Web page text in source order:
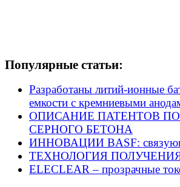
Популярные статьи:
Разработаны литий-ионные
емкости с кремниевыми
ОПИСАНИЕ ПАТЕНТОВ
СЕРНОГО БЕТОНА
ИННОВАЦИИ BASF:
ТЕХНОЛОГИЯ
ELECLEAR – прозрачные